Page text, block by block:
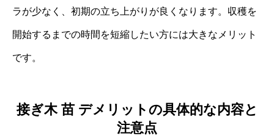
ラが少なく、初期の立ち上がりが良くなります。収穫を
開始するまでの時間を短縮したい方には大きなメリット
です。
接ぎ木 苗 デメリットの具体的な内容と
注意点